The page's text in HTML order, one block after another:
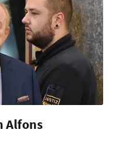
Alfons